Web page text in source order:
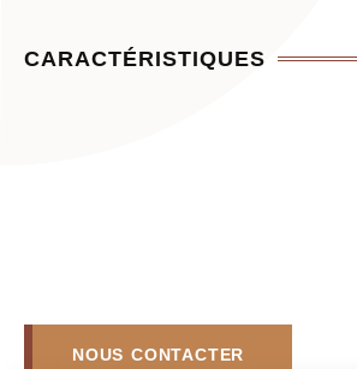
CARACTÉRISTIQUES
NOUS CONTACTER